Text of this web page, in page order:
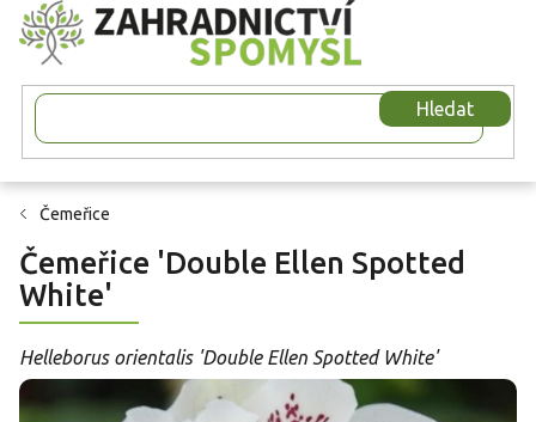
Přejít
na
obsah
Hledat
Čemeřice
Čemeřice 'Double Ellen Spotted
White'
Helleborus orientalis 'Double Ellen Spotted White'